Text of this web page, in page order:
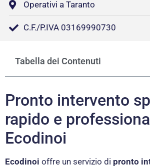
Operativi a Taranto
C.F./P.IVA 03169990730
Tabella dei Contenuti
Pronto intervento
rapido e
Ecodinoi
Ecodinoi offre un servizio di pronto